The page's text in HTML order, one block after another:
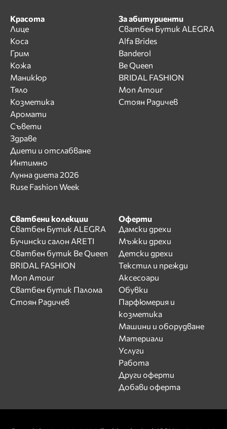
Красота
Лице
Коса
Грим
Кожа
Маникюр
Тяло
Козметика
Аромати
Съвети
Здраве
Диети и отслабване
Интимно
Лунна диета 2026
Ruse Fashion Week
За абитуриенти
Сватбен Бутик ALEGRA
Alfa Brides
Banderol
Be Queen
BRIDAL FASHION
Mon Amour
Стоян Радичев
Сватбени колекции
Сватбен Бутик ALEGRA
Бучински салон ARETI
Сватбен бутик Be Queen
BRIDAL FASHION
Mon Amour
Сватбен бутик Палома
Стоян Радичев
Оферти
Дамски дрехи
Мъжки дрехи
Детски дрехи
Текстил и прежди
Аксесоари
Обувки
Парфюмерия и
козметика
Машини и оборудване
Материали
Услуги
Работа
Други оферти
Добави оферта